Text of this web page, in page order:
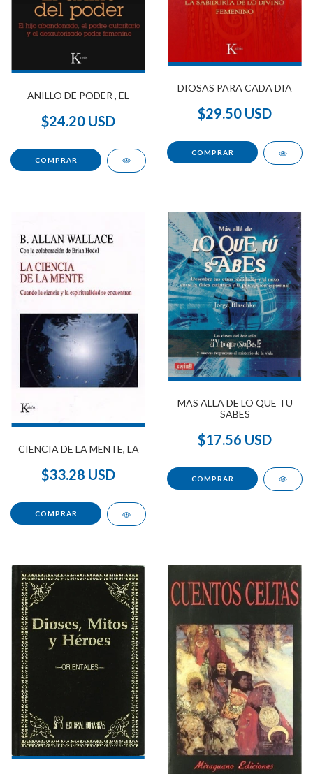
ANILLO DE PODER , EL
$24.20 USD
DIOSAS PARA CADA DIA
$29.50 USD
CIENCIA DE LA MENTE, LA
$33.28 USD
MAS ALLA DE LO QUE TU
SABES
$17.56 USD